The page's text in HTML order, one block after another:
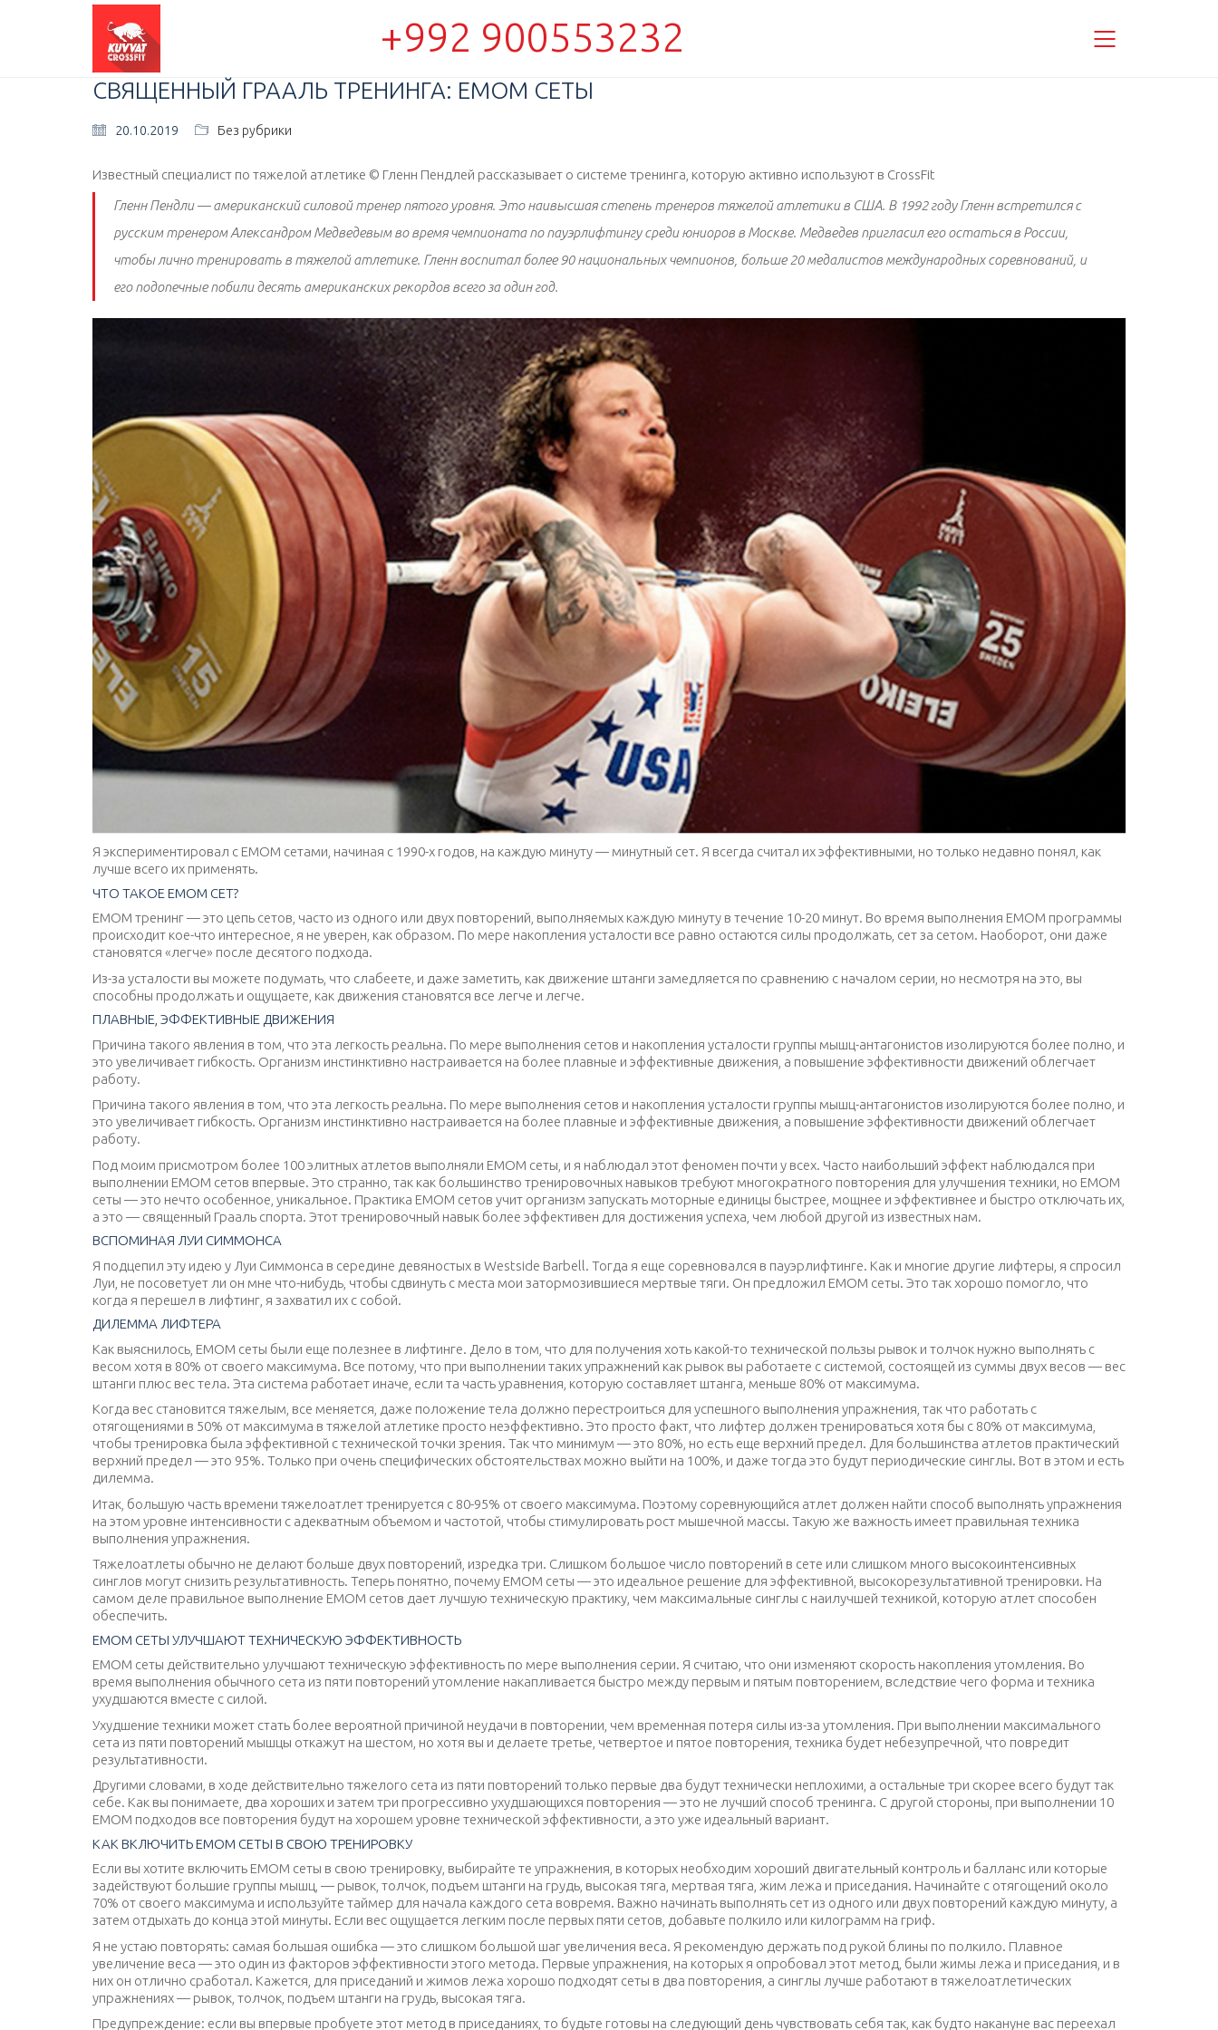
+992 900553232
СВЯЩЕННЫЙ ГРААЛЬ ТРЕНИНГА: EMOM СЕТЫ
20.10.2019 Без рубрики
Известный специалист по тяжелой атлетике © Гленн Пендлей рассказывает о системе тренинга, которую активно используют в CrossFit
Гленн Пендли — американский силовой тренер пятого уровня. Это наивысшая степень тренеров тяжелой атлетики в США. В 1992 году Гленн встретился с
русским тренером Александром Медведевым во время чемпионата по пауэрлифтингу среди юниоров в Москве. Медведев пригласил его остаться в России,
чтобы лично тренировать в тяжелой атлетике. Гленн воспитал более 90 национальных чемпионов, больше 20 медалистов международных соревнований, и
его подопечные побили десять американских рекордов всего за один год.
Я экспериментировал с ЕМОМ сетами, начиная с 1990-х годов, на каждую минуту — минутный сет. Я всегда считал их эффективными, но только недавно понял, как
лучше всего их применять.
ЧТО ТАКОЕ ЕМОМ СЕТ?
ЕМОМ тренинг — это цепь сетов, часто из одного или двух повторений, выполняемых каждую минуту в течение 10-20 минут. Во время выполнения ЕМОМ программы
происходит кое-что интересное, я не уверен, как образом. По мере накопления усталости все равно остаются силы продолжать, сет за сетом. Наоборот, они даже
становятся «легче» после десятого подхода.
Из-за усталости вы можете подумать, что слабеете, и даже заметить, как движение штанги замедляется по сравнению с началом серии, но несмотря на это, вы
способны продолжать и ощущаете, как движения становятся все легче и легче.
ПЛАВНЫЕ, ЭФФЕКТИВНЫЕ ДВИЖЕНИЯ
Причина такого явления в том, что эта легкость реальна. По мере выполнения сетов и накопления усталости группы мышц-антагонистов изолируются более полно, и
это увеличивает гибкость. Организм инстинктивно настраивается на более плавные и эффективные движения, а повышение эффективности движений облегчает
работу.
Причина такого явления в том, что эта легкость реальна. По мере выполнения сетов и накопления усталости группы мышц-антагонистов изолируются более полно, и
это увеличивает гибкость. Организм инстинктивно настраивается на более плавные и эффективные движения, а повышение эффективности движений облегчает
работу.
Под моим присмотром более 100 элитных атлетов выполняли ЕМОМ сеты, и я наблюдал этот феномен почти у всех. Часто наибольший эффект наблюдался при
выполнении ЕМОМ сетов впервые. Это странно, так как большинство тренировочных навыков требуют многократного повторения для улучшения техники, но ЕМОМ
сеты — это нечто особенное, уникальное. Практика ЕМОМ сетов учит организм запускать моторные единицы быстрее, мощнее и эффективнее и быстро отключать их,
а это — священный Грааль спорта. Этот тренировочный навык более эффективен для достижения успеха, чем любой другой из известных нам.
ВСПОМИНАЯ ЛУИ СИММОНСА
Я подцепил эту идею у Луи Симмонса в середине девяностых в Westside Barbell. Тогда я еще соревновался в пауэрлифтинге. Как и многие другие лифтеры, я спросил
Луи, не посоветует ли он мне что-нибудь, чтобы сдвинуть с места мои затормозившиеся мертвые тяги. Он предложил ЕМОМ сеты. Это так хорошо помогло, что
когда я перешел в лифтинг, я захватил их с собой.
ДИЛЕММА ЛИФТЕРА
Как выяснилось, ЕМОМ сеты были еще полезнее в лифтинге. Дело в том, что для получения хоть какой-то технической пользы рывок и толчок нужно выполнять с
весом хотя в 80% от своего максимума. Все потому, что при выполнении таких упражнений как рывок вы работаете с системой, состоящей из суммы двух весов — вес
штанги плюс вес тела. Эта система работает иначе, если та часть уравнения, которую составляет штанга, меньше 80% от максимума.
Когда вес становится тяжелым, все меняется, даже положение тела должно перестроиться для успешного выполнения упражнения, так что работать с
отягощениями в 50% от максимума в тяжелой атлетике просто неэффективно. Это просто факт, что лифтер должен тренироваться хотя бы с 80% от максимума,
чтобы тренировка была эффективной с технической точки зрения. Так что минимум — это 80%, но есть еще верхний предел. Для большинства атлетов практический
верхний предел — это 95%. Только при очень специфических обстоятельствах можно выйти на 100%, и даже тогда это будут периодические синглы. Вот в этом и есть
дилемма.
Итак, большую часть времени тяжелоатлет тренируется с 80-95% от своего максимума. Поэтому соревнующийся атлет должен найти способ выполнять упражнения
на этом уровне интенсивности с адекватным объемом и частотой, чтобы стимулировать рост мышечной массы. Такую же важность имеет правильная техника
выполнения упражнения.
Тяжелоатлеты обычно не делают больше двух повторений, изредка три. Слишком большое число повторений в сете или слишком много высокоинтенсивных
синглов могут снизить результативность. Теперь понятно, почему ЕМОМ сеты — это идеальное решение для эффективной, высокорезультативной тренировки. На
самом деле правильное выполнение ЕМОМ сетов дает лучшую техническую практику, чем максимальные синглы с наилучшей техникой, которую атлет способен
обеспечить.
EMOM СЕТЫ УЛУЧШАЮТ ТЕХНИЧЕСКУЮ ЭФФЕКТИВНОСТЬ
EMOM сеты действительно улучшают техническую эффективность по мере выполнения серии. Я считаю, что они изменяют скорость накопления утомления. Во
время выполнения обычного сета из пяти повторений утомление накапливается быстро между первым и пятым повторением, вследствие чего форма и техника
ухудшаются вместе с силой.
Ухудшение техники может стать более вероятной причиной неудачи в повторении, чем временная потеря силы из-за утомления. При выполнении максимального
сета из пяти повторений мышцы откажут на шестом, но хотя вы и делаете третье, четвертое и пятое повторения, техника будет небезупречной, что повредит
результативности.
Другими словами, в ходе действительно тяжелого сета из пяти повторений только первые два будут технически неплохими, а остальные три скорее всего будут так
себе. Как вы понимаете, два хороших и затем три прогрессивно ухудшающихся повторения — это не лучший способ тренинга. С другой стороны, при выполнении 10
ЕМОМ подходов все повторения будут на хорошем уровне технической эффективности, а это уже идеальный вариант.
КАК ВКЛЮЧИТЬ ЕМОМ СЕТЫ В СВОЮ ТРЕНИРОВКУ
Если вы хотите включить ЕМОМ сеты в свою тренировку, выбирайте те упражнения, в которых необходим хороший двигательный контроль и балланс или которые
задействуют большие группы мышц, — рывок, толчок, подъем штанги на грудь, высокая тяга, мертвая тяга, жим лежа и приседания. Начинайте с отягощений около
70% от своего максимума и используйте таймер для начала каждого сета вовремя. Важно начинать выполнять сет из одного или двух повторений каждую минуту, а
затем отдыхать до конца этой минуты. Если вес ощущается легким после первых пяти сетов, добавьте полкило или килограмм на гриф.
Я не устаю повторять: самая большая ошибка — это слишком большой шаг увеличения веса. Я рекомендую держать под рукой блины по полкило. Плавное
увеличение веса — это один из факторов эффективности этого метода. Первые упражнения, на которых я опробовал этот метод, были жимы лежа и приседания, и в
них он отлично сработал. Кажется, для приседаний и жимов лежа хорошо подходят сеты в два повторения, а синглы лучше работают в тяжелоатлетических
упражнениях — рывок, толчок, подъем штанги на грудь, высокая тяга.
Предупреждение: если вы впервые пробуете этот метод в приседаниях, то будьте готовы на следующий день чувствовать себя так, как будто накануне вас переехал